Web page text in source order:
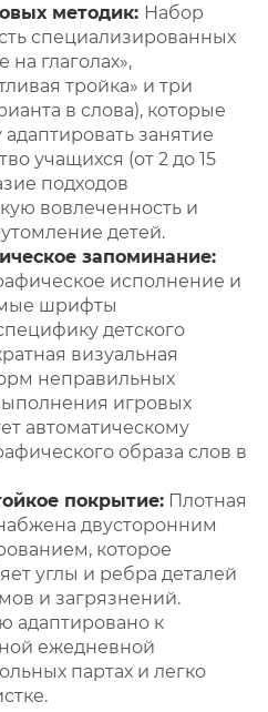
методик: Набор
специализированных
на глаголах»,
тройка» и три
в слова), которые
занятие
учащихся (от 2 до 15
подходов
вовлеченность и
детей.
запоминание:
исполнение и
шрифты
детского
визуальная
неправильных
игровых
автоматическому
образа слов в
покрытие: Плотная
двусторонним
которое
углы и ребра деталей
и загрязнений.
адаптировано к
ежедневной
партах и легко